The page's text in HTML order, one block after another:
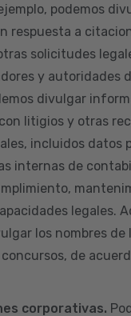
podemos
respuesta a
solicitudes
y autoridades
divulgar
litigios y otras
incluidos datos
internas de
legales.
los nombres de
de
corporativas.